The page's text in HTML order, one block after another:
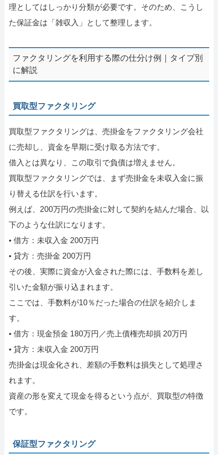
理としてはしっかり分類が必要です。そのため、こうし
た保証金は「雑収入」として整理します。
ファクタリングを利用する際の仕分け例｜タイプ別
に解説
買取型ファクタリング
買取型ファクタリングは、売掛金をファクタリング会社
に売却し、資金を早期に受け取る方法です。
借入とは異なり、この取引で負債は増えません。
買取型ファクタリングでは、まず売掛金を未収入金に振
り替える仕訳を行います。
例えば、200万円の売掛金に対して契約を結んだ場合、以
下のような仕訳になります。
• 借方：未収入金 200万円
• 貸方：売掛金 200万円
その後、実際に資金が入金された際には、手数料を差し
引いた金額が振り込まれます。
ここでは、手数料が10％だった場合の仕訳を紹介しま
す。
• 借方：現金預金 180万円／売上債権売却損 20万円
• 貸方：未収入金 200万円
売掛金は現金化され、差額の手数料は損失として処理さ
れます。
資産の形を変えて現金を得るという点が、買取型の特徴
です。
保証型ファクタリング